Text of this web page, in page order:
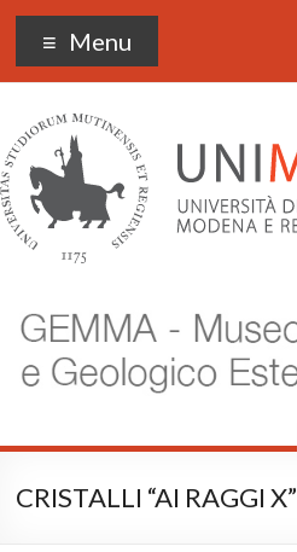
Museo Gemma
Menu
CRISTALLI “AI RAGGI X”